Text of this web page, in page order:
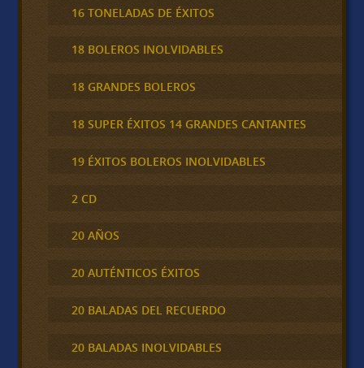
16 TONELADAS DE ÉXITOS
18 BOLEROS INOLVIDABLES
18 GRANDES BOLEROS
18 SUPER ÉXITOS 14 GRANDES CANTANTES
19 ÉXITOS BOLEROS INOLVIDABLES
2 CD
20 AÑOS
20 AUTÉNTICOS ÉXITOS
20 BALADAS DEL RECUERDO
20 BALADAS INOLVIDABLES